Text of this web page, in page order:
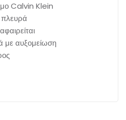
Calvin Klein
πλευρά
με αυξομείωση